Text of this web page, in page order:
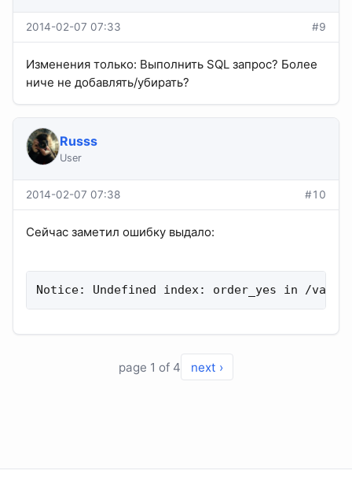
2014-02-07 07:33 #9
Изменения только: Выполнить SQL запрос? Более
ниче не добавлять/убирать?
Russs
User
2014-02-07 07:38 #10
Сейчас заметил ошибку выдало:
Notice: Undefined index: order_yes in /var/
page 1 of 4 next ›